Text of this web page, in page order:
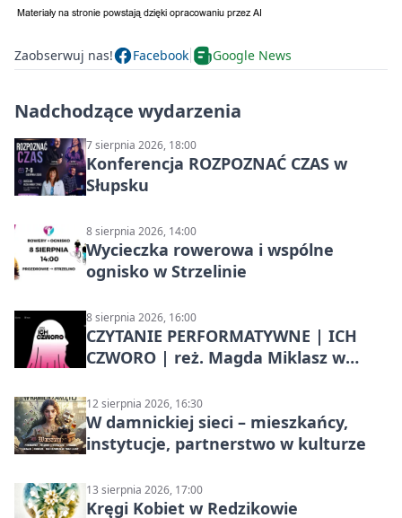
Zaobserwuj nas! Facebook Google News
Nadchodzące wydarzenia
7 sierpnia 2026, 18:00
Konferencja ROZPOZNAĆ CZAS w
Słupsku
8 sierpnia 2026, 14:00
Wycieczka rowerowa i wspólne
ognisko w Strzelinie
8 sierpnia 2026, 16:00
CZYTANIE PERFORMATYWNE | ICH
CZWORO | reż. Magda Miklasz w
12 sierpnia 2026, 16:30
W damnickiej sieci – mieszkańcy,
instytucje, partnerstwo w kulturze
13 sierpnia 2026, 17:00
Kręgi Kobiet w Redzikowie